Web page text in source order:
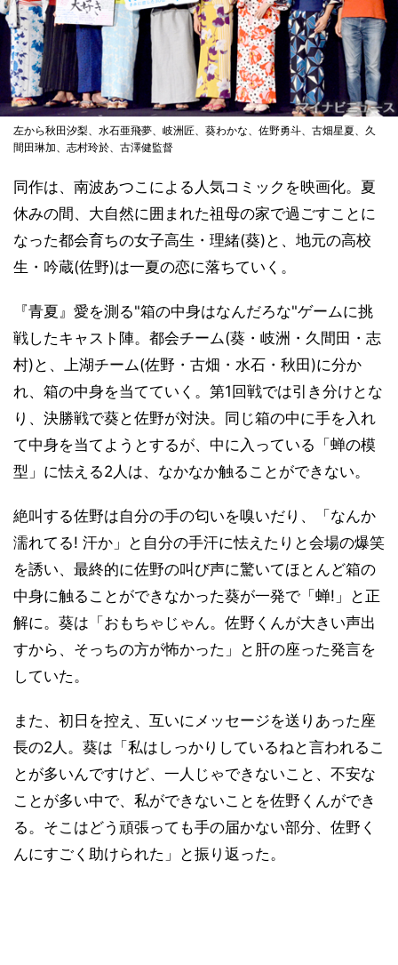
左から秋田汐梨、水石亜飛夢、岐洲匠、葵わかな、佐野勇斗、古畑星夏、久
間田琳加、志村玲於、古澤健監督
同作は、南波あつこによる人気コミックを映画化。夏
休みの間、大自然に囲まれた祖母の家で過ごすことに
なった都会育ちの女子高生・理緒(葵)と、地元の高校
生・吟蔵(佐野)は一夏の恋に落ちていく。
『青夏』愛を測る"箱の中身はなんだろな"ゲームに挑
戦したキャスト陣。都会チーム(葵・岐洲・久間田・志
村)と、上湖チーム(佐野・古畑・水石・秋田)に分か
れ、箱の中身を当てていく。第1回戦では引き分けとな
り、決勝戦で葵と佐野が対決。同じ箱の中に手を入れ
て中身を当てようとするが、中に入っている「蝉の模
型」に怯える2人は、なかなか触ることができない。
絶叫する佐野は自分の手の匂いを嗅いだり、「なんか
濡れてる! 汗か」と自分の手汗に怯えたりと会場の爆笑
を誘い、最終的に佐野の叫び声に驚いてほとんど箱の
中身に触ることができなかった葵が一発で「蝉!」と正
解に。葵は「おもちゃじゃん。佐野くんが大きい声出
すから、そっちの方が怖かった」と肝の座った発言を
していた。
また、初日を控え、互いにメッセージを送りあった座
長の2人。葵は「私はしっかりしているねと言われるこ
とが多いんですけど、一人じゃできないこと、不安な
ことが多い中で、私ができないことを佐野くんができ
る。そこはどう頑張っても手の届かない部分、佐野く
んにすごく助けられた」と振り返った。